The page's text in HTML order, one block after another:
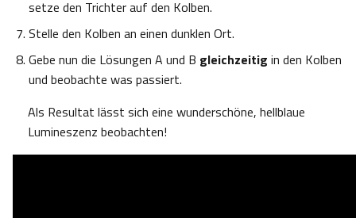
setze den Trichter auf den Kolben.
Stelle den Kolben an einen dunklen Ort.
Gebe nun die Lösungen A und B gleichzeitig in den Kolben
und beobachte was passiert.
Als Resultat lässt sich eine wunderschöne, hellblaue
Lumineszenz beobachten!